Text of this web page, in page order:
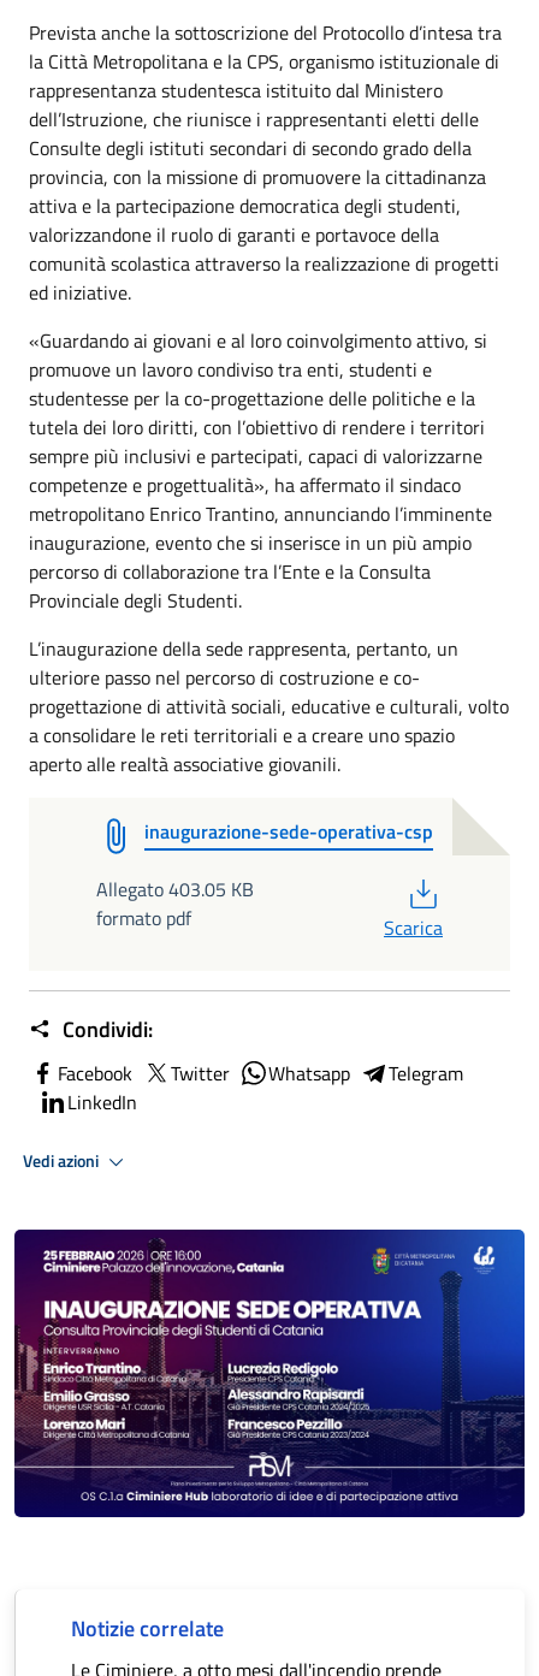
Prevista anche la sottoscrizione del Protocollo d’intesa tra
la Città Metropolitana e la CPS, organismo istituzionale di
rappresentanza studentesca istituito dal Ministero
dell’Istruzione, che riunisce i rappresentanti eletti delle
Consulte degli istituti secondari di secondo grado della
provincia, con la missione di promuovere la cittadinanza
attiva e la partecipazione democratica degli studenti,
valorizzandone il ruolo di garanti e portavoce della
comunità scolastica attraverso la realizzazione di progetti
ed iniziative.
«Guardando ai giovani e al loro coinvolgimento attivo, si
promuove un lavoro condiviso tra enti, studenti e
studentesse per la co-progettazione delle politiche e la
tutela dei loro diritti, con l’obiettivo di rendere i territori
sempre più inclusivi e partecipati, capaci di valorizzarne
competenze e progettualità», ha affermato il sindaco
metropolitano Enrico Trantino, annunciando l’imminente
inaugurazione, evento che si inserisce in un più ampio
percorso di collaborazione tra l’Ente e la Consulta
Provinciale degli Studenti.
L’inaugurazione della sede rappresenta, pertanto, un
ulteriore passo nel percorso di costruzione e co-
progettazione di attività sociali, educative e culturali, volto
a consolidare le reti territoriali e a creare uno spazio
aperto alle realtà associative giovanili.
inaugurazione-sede-operativa-csp
Allegato 403.05 KB
formato pdf
Scarica
Condividi:
Facebook Twitter Whatsapp
Telegram
LinkedIn
Vedi azioni
Notizie correlate
Le Ciminiere, a otto mesi dall'incendio prende